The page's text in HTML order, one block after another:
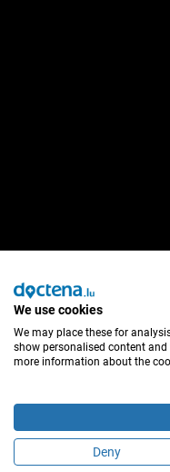
É este
We use cookies
We may place these for
show personalised content
more information about the
Deny